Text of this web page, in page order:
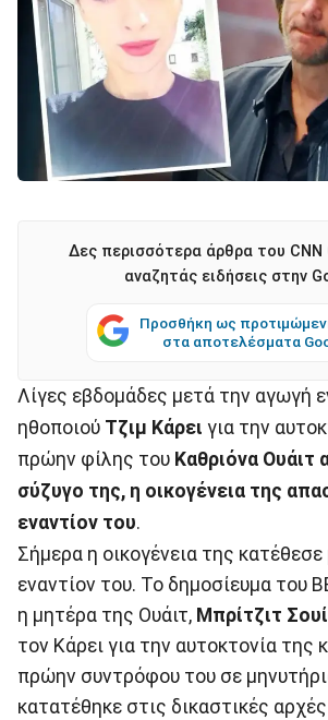
Δες περισσότερα άρθρα του CNN
αναζητάς ειδήσεις στην
Προσθήκη ως
στα αποτελέσματα
Λίγες εβδομάδες μετά την αγωγή
ηθοποιού Τζιμ Κάρει για την
πρώην φίλης του Καθριόνα
σύζυγο της, η οικογένεια της
εναντίον του.
Σήμερα η οικογένεια της
εναντίον του. Το δημοσίευμα του
η μητέρα της Ουάιτ, Μπρίτζιτ
τον Κάρει για την αυτοκτονία της
πρώην συντρόφου του σε
κατατέθηκε στις δικαστικές